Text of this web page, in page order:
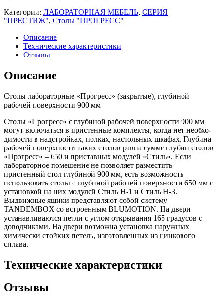
Категории: ЛАБОРАТОРНАЯ МЕБЕЛЬ, СЕРИЯ
"ПРЕСТИЖ", Столы "ПРОГРЕСС"
Описание
Технические характеристики
Отзывы
Описание
Столы лабораторные «Прогресс» (закрытые), глубиной
рабочей поверхности 900 мм
Столы «Прогресс» с глубиной рабочей поверхности 900 мм
могут включаться в пристенные комплекты, когда нет необхо-
димости в надстройках, полках, настольных шкафах. Глубина
рабочей поверхности таких столов равна сумме глубин столов
«Прогресс» – 650 и приставных модулей «Стиль». Если
лабораторное помещение не позволяет разместить
пристенный стол глубиной 900 мм, есть возможность
использовать столы с глубиной рабочей поверхности 650 мм с
установкой на них модулей Стиль Н-1 и Стиль Н-3.
Выдвижные ящики представляют собой систему
TANDEMBOX со встроенным BLUMOTION. На двери
устанавливаются петли с углом открывания 165 градусов с
доводчиками. На двери возможна установка наружных
химически стойких петель, изготовленных из цинкового
сплава.
Технические характеристики
Отзывы